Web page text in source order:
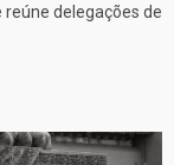
delegações de